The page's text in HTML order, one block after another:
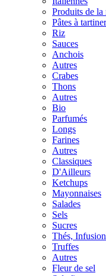
Produits de la
Pâtes à tartiner
Riz
Sauces
Anchois
Autres
Crabes
Thons
Autres
Bio
Parfumés
Longs
Farines
Autres
Classiques
D'Ailleurs
Ketchups
Mayonnaises
Salades
Sels
Sucres
Thés,
Truffes
Autres
Fleur de sel